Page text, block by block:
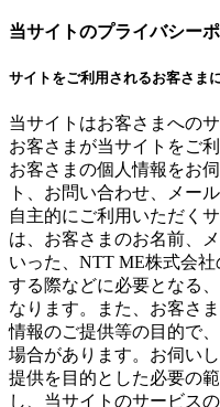
当サイトのプライバシー
サイトをご利用されるお客さま
当サイトはお客さまへの
お客さまが当サイトをご
お客さまの個人情報をお
ト、お問い合わせ、メー
自主的にご利用いただく
は、お客さまのお名前、
いった、NTT ME株式会
する際などに必要となる
なります。また、お客さ
情報のご提供等の目的で
場合があります。お伺い
提供を目的とした必要の
し、当サイトのサービス